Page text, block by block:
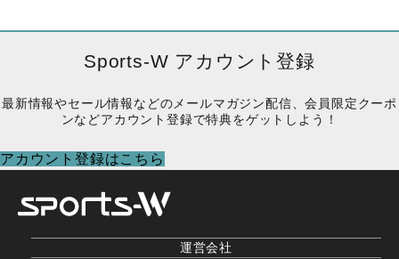
格
¥49,500
し
た。
価
は
で
す。
格
は
¥47,300
し
た。
価
格
は
で
す。
Sports-W アカウント登録
最新情報やセール情報などのメールマガジン配信、会員限定クーポ
ンなどアカウント登録で特典をゲットしよう！
アカウント登録はこちら
運営会社